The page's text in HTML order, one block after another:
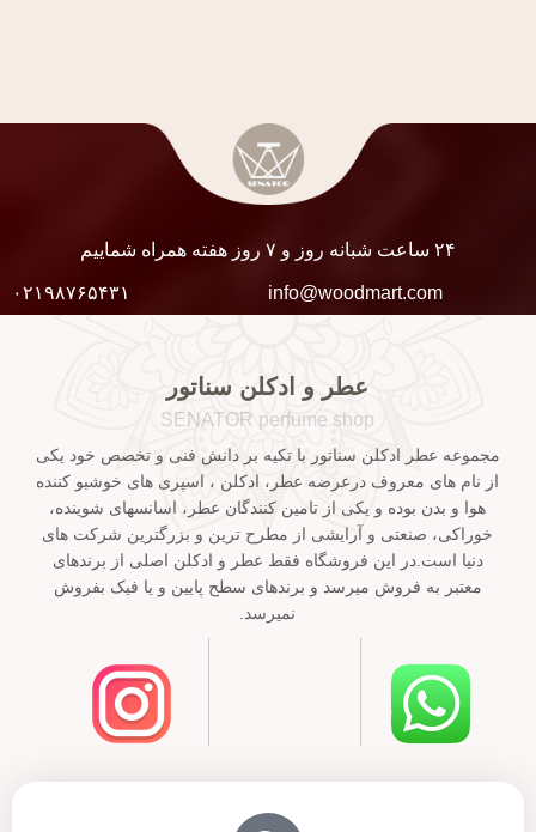
۲۴ ساعت شبانه روز و ۷ روز هفته همراه شماییم
info@woodmart.com ۰۲۱۹۸۷۶۵۴۳۱
عطر و ادکلن سناتور
SENATOR perfume shop
مجموعه عطر ادکلن سناتور با تکیه بر دانش فنی و تخصص خود یکی
از نام های معروف درعرضه عطر، ادکلن ، اسپری های خوشبو کننده
هوا و بدن بوده و یکی از تامین کنندگان عطر، اسانسهای شوینده،
خوراکی، صنعتی و آرایشی از مطرح ترین و بزرگترین شرکت های
دنیا است.در این فروشگاه فقط عطر و ادکلن اصلی از برندهای
معتبر به فروش میرسد و برندهای سطح پایین و یا فیک بفروش
نمیرسد.